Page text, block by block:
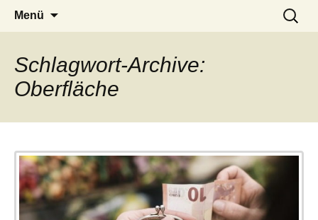
LUCKX
– das Magazin
Menü
Suchen
nach:
Schlagwort-Archive:
Oberfläche